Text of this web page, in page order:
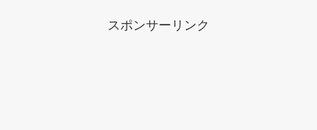
スポンサーリンク